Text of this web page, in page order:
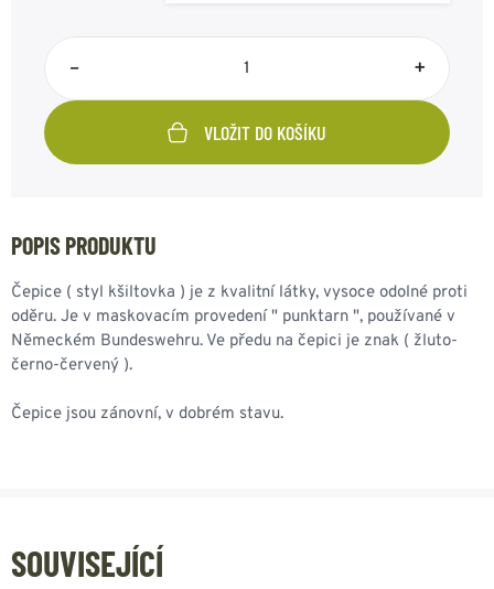
– +
VLOŽIT DO KOŠÍKU
POPIS PRODUKTU
Čepice ( styl kšiltovka ) je z kvalitní látky, vysoce odolné proti
oděru. Je v maskovacím provedení " punktarn ", používané v
Německém Bundeswehru. Ve předu na čepici je znak ( žluto-
černo-červený ).
Čepice jsou zánovní, v dobrém stavu.
SOUVISEJÍCÍ